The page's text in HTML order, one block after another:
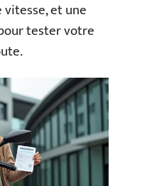
et une
tester votre